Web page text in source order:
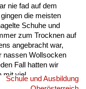
nie fad auf dem
die meisten
Schuhe und
zum Trocknen auf
angebracht war,
nassen Wollsocken
Fall hatten wir
mit viel
Schule und Ausbildung